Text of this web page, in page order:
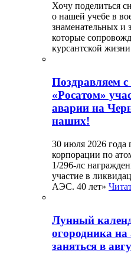
Хочу поделиться
о нашей учебе в
знаменательных и
которые
курсантской
Поздравляем
«Росатом»
аварии на
наших!
30 июля 2026 года
корпорации по
1/296-лс
участие в
АЭС. 40 лет»
Лунный
огородника на
заняться в